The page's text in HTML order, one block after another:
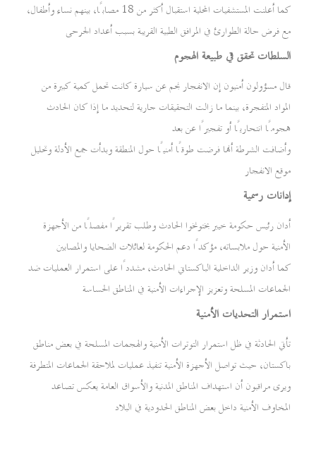
كما أعلنت المستشفيات المحلية استقبال أكثر من 18 مصابًا، بينهم نساء وأطفال،
مع فرض حالة الطوارئ في المرافق الطبية القريبة بسبب أعداد الجرحى
السلطات تحقق في طبيعة الهجوم
قال مسؤولون أمنيون إن الانفجار نجم عن سيارة كانت تحمل كمية كبيرة من
المواد المتفجرة، بينما ما زالت التحقيقات جارية لتحديد ما إذا كان الحادث
هجومًا انتحاريًا أو تفجيرًا عن بعد
وأضافت الشرطة أنها فرضت طوقًا أمنيًا حول المنطقة وبدأت جمع الأدلة وتحليل
موقع الانفجار
إدانات رسمية
أدان رئيس حكومة خيبر بختونخوا الحادث وطلب تقريرًا مفصلًا من الأجهزة
الأمنية حول ملابساته، مؤكدًا دعم الحكومة لعائلات الضحايا والمصابين
كما أدان وزير الداخلية الباكستاني الحادث، مشددًا على استمرار العمليات ضد
الجماعات المسلحة وتعزيز الإجراءات الأمنية في المناطق الحساسة
استمرار التحديات الأمنية
تأتي الحادثة في ظل استمرار التوترات الأمنية والهجمات المسلحة في بعض مناطق
باكستان، حيث تواصل الأجهزة الأمنية تنفيذ عمليات لملاحقة الجماعات المتطرفة
ويرى مراقبون أن استهداف المناطق المدنية والأسواق العامة يعكس تصاعد
المخاوف الأمنية داخل بعض المناطق الحدودية في البلاد